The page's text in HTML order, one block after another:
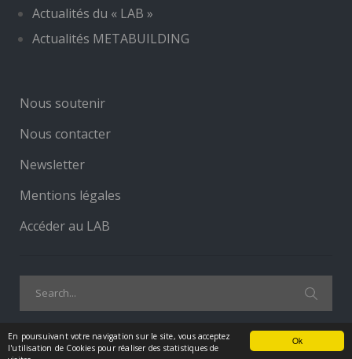
Ok
En poursuivant votre navigation sur le site, vous acceptez
l'utilisation de Cookies pour réaliser des statistiques de
Actualités du « LAB »
Actualités METABUILDING
Nous soutenir
Nous contacter
Newsletter
Mentions légales
Accéder au LAB
for: